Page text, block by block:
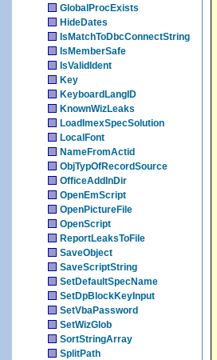
GlobalProcExists
HideDates
IsMatchToDbcConnectString
IsMemberSafe
IsValidIdent
Key
KeyboardLangID
KnownWizLeaks
LoadImexSpecSolution
LocalFont
NameFromActid
ObjTypOfRecordSource
OfficeAddInDir
OpenEmScript
OpenPictureFile
OpenScript
ReportLeaksToFile
SaveObject
SaveScriptString
SetDefaultSpecName
SetDpBlockKeyInput
SetVbaPassword
SetWizGlob
SortStringArray
SplitPath